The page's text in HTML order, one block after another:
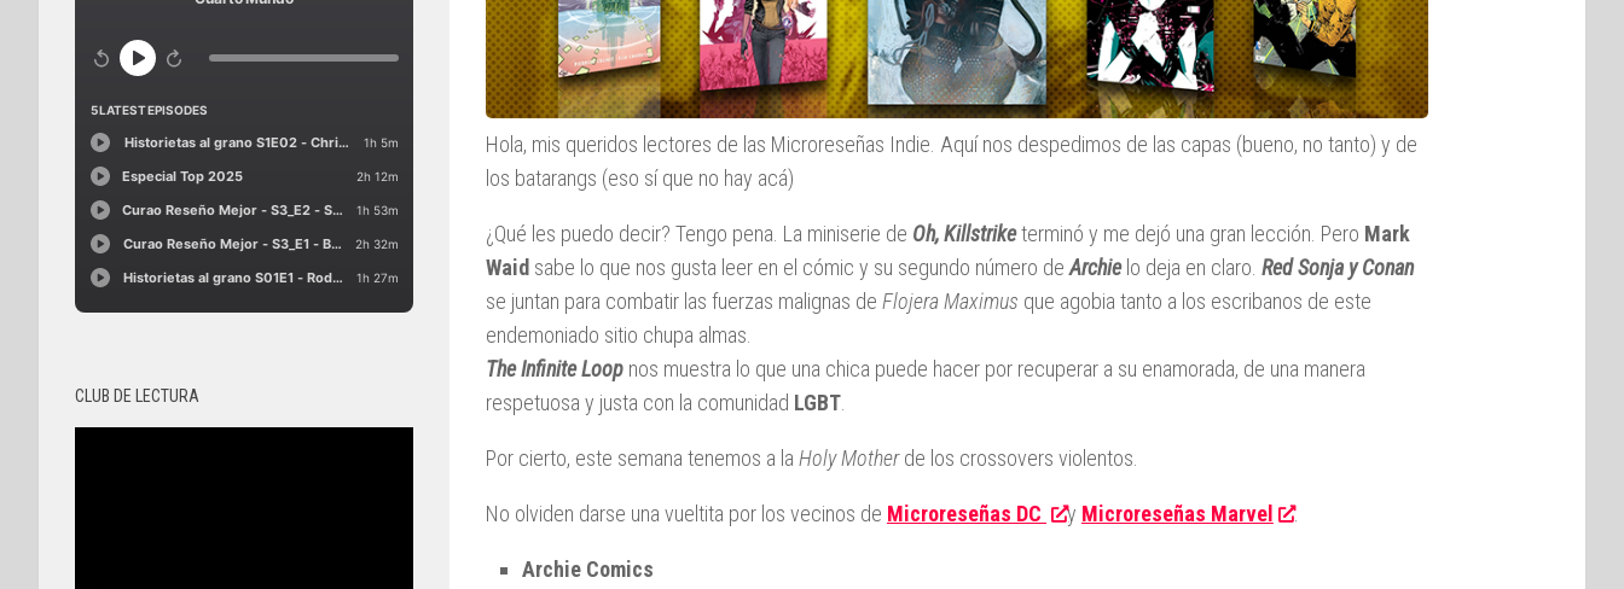
Hola, mis queridos lectores de las Microreseñas Indie. Aquí nos despedimos de las capas (bueno, no tanto) y de
los batarangs (eso sí que no hay acá)
¿Qué les puedo decir? Tengo pena. La miniserie de Oh, Killstriketerminó y me dejó una gran lección. Pero Mark
Waid sabe lo que nos gusta leer en el cómic y su segundo número de Archielo deja en claro. Red Sonja y Conan
se juntan para combatir las fuerzas malignas de Flojera Maximus que agobia tanto a los escribanos de este
endemoniado sitio chupa almas.
The Infinite Loop nos muestra lo que una chica puede hacer por recuperar a su enamorada, de una manera
respetuosa y justa con la comunidad LGBT
Por cierto, este semana tenemos a la Holy Motherde los crossovers violentos.
No olviden darse una vueltita por los vecinos de Microreseñas DC y Microreseñas Marvel .
Archie Comics
CLUB DE LECTURA